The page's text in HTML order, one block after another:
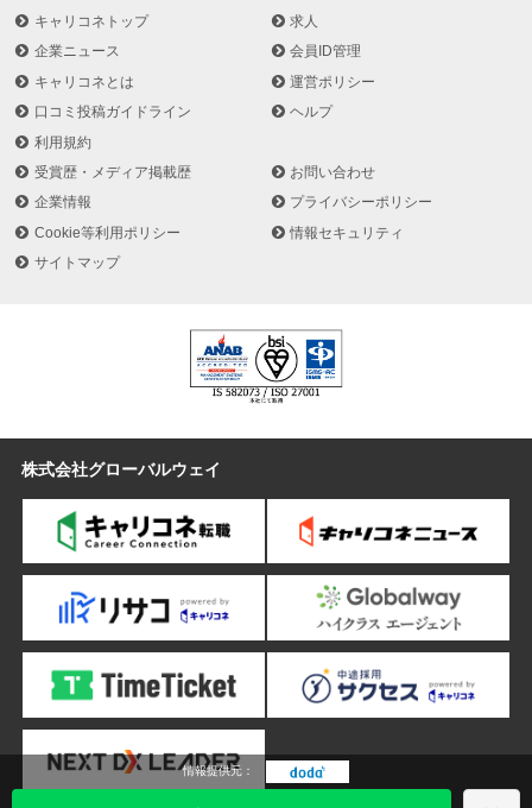
情報提供元：
り、小口配送から大型重量物の配送等様々な顧客ニーズに対応
ドキュメントサービス事業：様々なセキュリティシステムを使用
し、安全安心な保管スペースで情報漏えい等のリスクから文書を保
護
物流加工事業：熟練の手作業と物流システムを複合し、顧客の利便
性や商品価値向上をお手伝い
事業所移転引越事業：顧客の窓口を一本化し効率よく移転・引越を
IT関連事業：IT環境の進化や多様化にあわせた最適なソリューショ
ビル内デリバリー事業：高層ビルの複雑な物流を制御し快適なオフ
介護福祉関連事業：介護業界に携わる事業者様に向けて様々なニー
ズを解決するソリューションを提供
の空きスペースに対し、土地のパフォーマンスを最大限に引き出す
プランを提案
オフィス関連サービス事業：オフィス用品販売、書類の電子化・ス
キャニング、印刷・封入・発送等、事業の効率化、スピード化を物
流のワクを超えてサポート
機密文書リサイクル事業：回収からリサイクル処理まで、安心のセ
キュリティ体制でサポート
産業廃棄物管理事業：運搬から処理まで、一元管理により手間と時
間を削減
業種
運輸・倉庫
キャリコネトップ
求人
企業ニュース
会員ID管理
キャリコネとは
運営ポリシー
口コミ投稿ガイドライン
ヘルプ
利用規約
受賞歴・メディア掲載歴
お問い合わせ
企業情報
プライバシーポリシー
Cookie等利用ポリシー
情報セキュリティ
サイトマップ
株式会社グローバルウェイ